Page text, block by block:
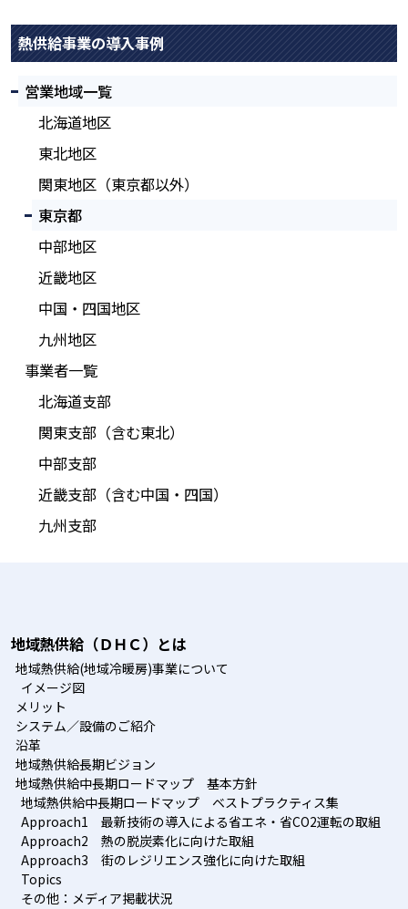
熱供給事業の導入事例
営業地域一覧
北海道地区
東北地区
関東地区（東京都以外）
東京都
中部地区
近畿地区
中国・四国地区
九州地区
事業者一覧
北海道支部
関東支部（含む東北）
中部支部
近畿支部（含む中国・四国）
九州支部
地域熱供給（ＤＨＣ）とは
地域熱供給(地域冷暖房)事業について
イメージ図
メリット
システム／設備のご紹介
沿革
地域熱供給長期ビジョン
地域熱供給中長期ロードマップ 基本方針
地域熱供給中長期ロードマップ ベストプラクティス集
Approach1 最新技術の導入による省エネ・省CO2運転の取組
Approach2 熱の脱炭素化に向けた取組
Approach3 街のレジリエンス強化に向けた取組
Topics
その他：メディア掲載状況